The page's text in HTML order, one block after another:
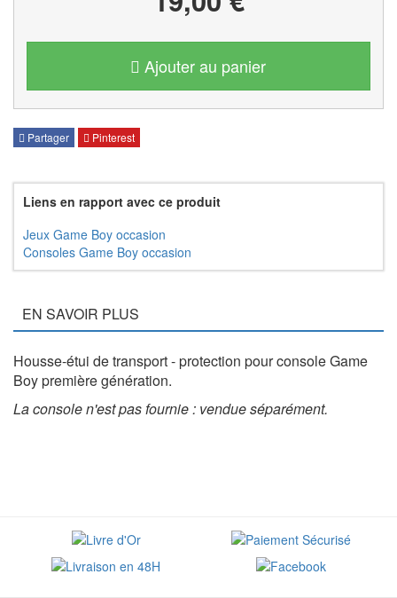
Ajouter au panier
Partager Pinterest
Liens en rapport avec ce produit
Jeux Game Boy occasion
Consoles Game Boy occasion
EN SAVOIR PLUS
Housse-étui de transport - protection pour console Game
Boy première génération.
La console n'est pas fournie : vendue séparément.